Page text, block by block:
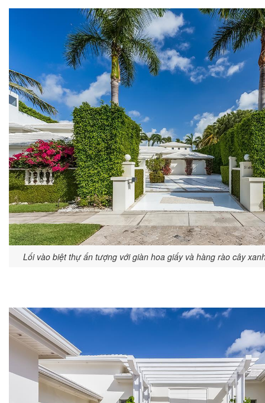
Lối vào biệt thự ấn tượng với giàn hoa giấy và hàng rào cây